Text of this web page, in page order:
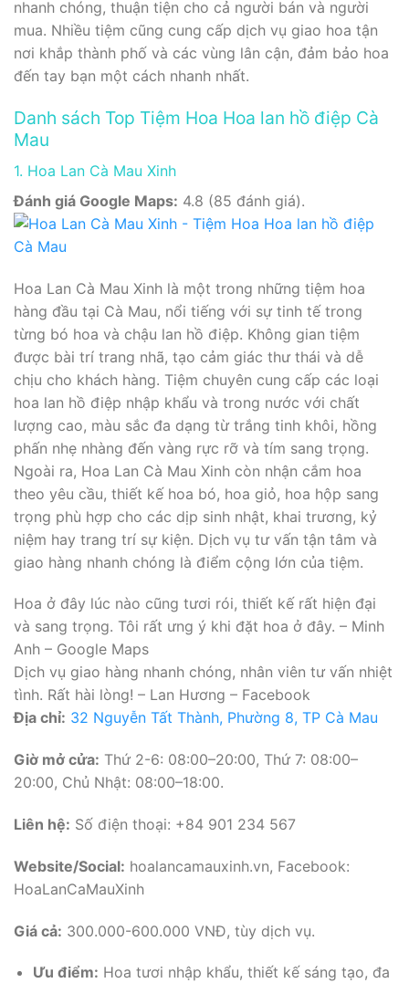
nhanh chóng, thuận tiện cho cả người bán và người
mua. Nhiều tiệm cũng cung cấp dịch vụ giao hoa tận
nơi khắp thành phố và các vùng lân cận, đảm bảo hoa
đến tay bạn một cách nhanh nhất.
Danh sách Top Tiệm Hoa Hoa lan hồ điệp Cà
Mau
1. Hoa Lan Cà Mau Xinh
Đánh giá Google Maps: 4.8 (85 đánh giá).
Hoa Lan Cà Mau Xinh là một trong những tiệm hoa
hàng đầu tại Cà Mau, nổi tiếng với sự tinh tế trong
từng bó hoa và chậu lan hồ điệp. Không gian tiệm
được bài trí trang nhã, tạo cảm giác thư thái và dễ
chịu cho khách hàng. Tiệm chuyên cung cấp các loại
hoa lan hồ điệp nhập khẩu và trong nước với chất
lượng cao, màu sắc đa dạng từ trắng tinh khôi, hồng
phấn nhẹ nhàng đến vàng rực rỡ và tím sang trọng.
Ngoài ra, Hoa Lan Cà Mau Xinh còn nhận cắm hoa
theo yêu cầu, thiết kế hoa bó, hoa giỏ, hoa hộp sang
trọng phù hợp cho các dịp sinh nhật, khai trương, kỷ
niệm hay trang trí sự kiện. Dịch vụ tư vấn tận tâm và
giao hàng nhanh chóng là điểm cộng lớn của tiệm.
Hoa ở đây lúc nào cũng tươi rói, thiết kế rất hiện đại
và sang trọng. Tôi rất ưng ý khi đặt hoa ở đây. – Minh
Anh – Google Maps
Dịch vụ giao hàng nhanh chóng, nhân viên tư vấn nhiệt
tình. Rất hài lòng! – Lan Hương – Facebook
Địa chỉ: 32 Nguyễn Tất Thành, Phường 8, TP Cà Mau
Giờ mở cửa: Thứ 2-6: 08:00–20:00, Thứ 7: 08:00–
20:00, Chủ Nhật: 08:00–18:00.
Liên hệ: Số điện thoại: +84 901 234 567
Website/Social: hoalancamauxinh.vn, Facebook:
HoaLanCaMauXinh
Giá cả: 300.000-600.000 VNĐ, tùy dịch vụ.
Ưu điểm: Hoa tươi nhập khẩu, thiết kế sáng tạo, đa